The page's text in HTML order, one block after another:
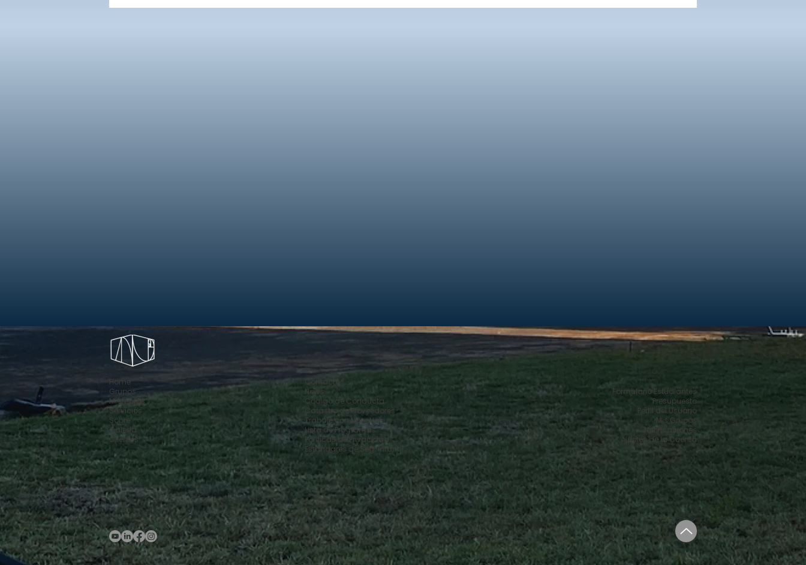
Home
Grupos
Miembros
Servicios
Sobre
Galería
Clientes
Contacto
News
Código de Conducta
Catastro de Proveedores
Trabaje con Nosotros
Lista de Programas
Políticas de Privacidad
Estándares de Seg. Infantil
Formulario Estudiantes
Presupuesto
Perfil del Usuário
Mis Grupos
Notificaciones
Ajustes de la Cuenta